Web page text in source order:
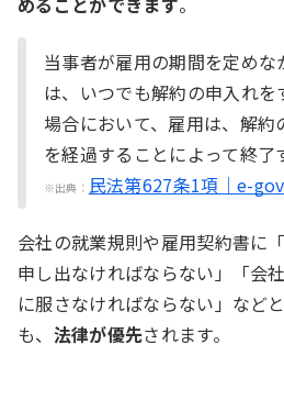
当事者が雇用の期間を定め
は、いつでも解約の申入れ
場合において、雇用は、解約
を経過することによって終了
※出典： 民法第627条1項｜e-gov
会社の就業規則や雇用契約書に
申し出なければならない」「会
に服さなければならない」など
も、 法律が優先されます。